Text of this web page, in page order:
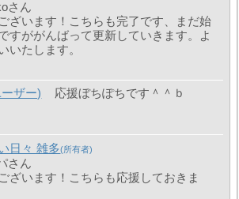
さん
ざいます！こちらも完了です、まだ始
すががんばって更新していきます。よ
いたします。
ザー) 応援ぼちぽちです＾＾ｂ
日々 雑多
さん
ざいます！こちらも応援しておきま